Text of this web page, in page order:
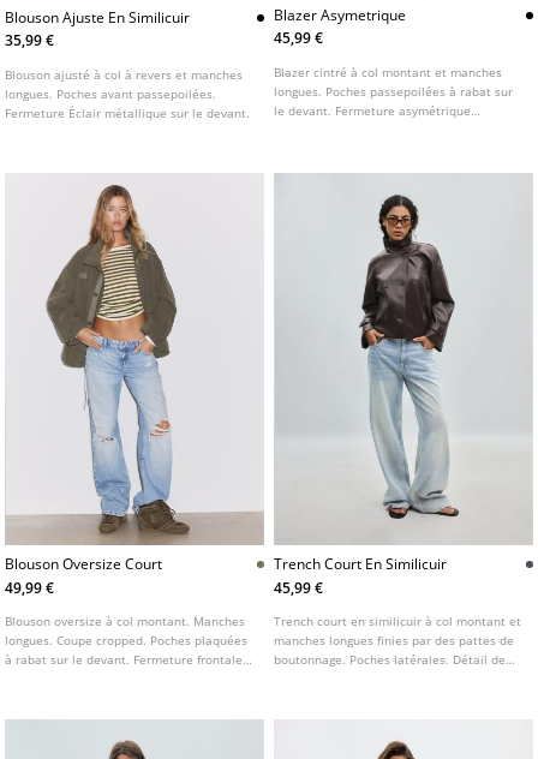
Blouson Ajuste En Similicuir
35,99 €
Blouson ajusté à col à revers et manches
longues. Poches avant passepoilées.
Fermeture Éclair métallique sur le devant.
Blazer Asymetrique
45,99 €
Blazer cintré à col montant et manches
longues. Poches passepoilées à rabat sur
le devant. Fermeture asymétrique
Blouson Oversize Court
49,99 €
Blouson oversize à col montant. Manches
longues. Coupe cropped. Poches plaquées
à rabat sur le devant. Fermeture frontale
Trench Court En Similicuir
45,99 €
Trench court en similicuir à col montant et
manches longues finies par des pattes de
boutonnage. Poches latérales. Détail de
plusieurs coloris.